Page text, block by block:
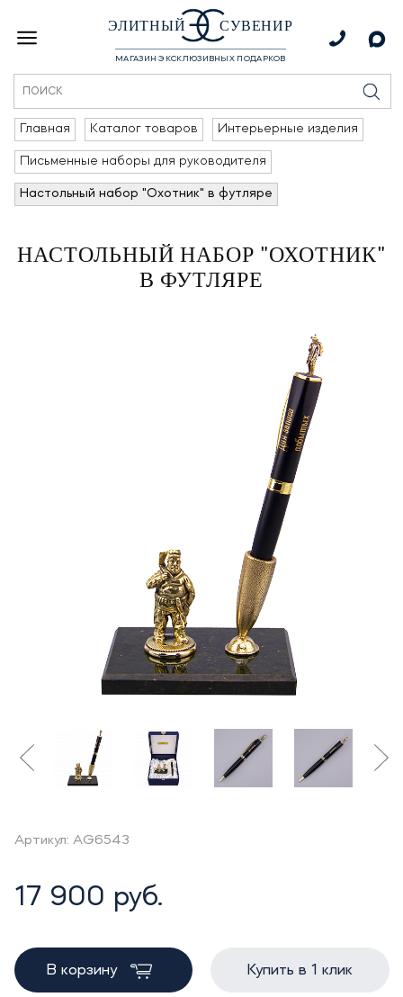
ЭЛИТНЫЙ СУВЕНИР
МАГАЗИН ЭКСКЛЮЗИВНЫХ ПОДАРКОВ
Главная Каталог товаров Интерьерные изделия
Письменные наборы для руководителя
Настольный набор "Охотник" в футляре
НАСТОЛЬНЫЙ НАБОР "ОХОТНИК"
В ФУТЛЯРЕ
Артикул: AG6543
17 900 руб.
В корзину Купить в 1 клик